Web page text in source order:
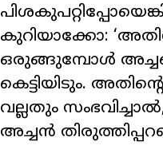
കുറിയാക്കോ:
ഒരുങ്ങുമ്പോൾ
കെട്ടിയിടും.
വല്ലതും
അച്ചൻ